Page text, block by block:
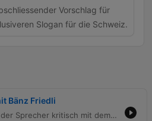
Vorschlag für
Slogan für die Schweiz.
Bänz Friedli
In dieser Episode setzt sich der Sprecher kritisch mit dem Schweizer Nationalverständnis und den Mythen der Identität auseinander. Anhand von Beispielen wie dem Besuch von Bundesrat Parmelin in den USA, der Verwendung von Slogans wie „Switzerland great since 1291“ und der Rolle von McDonald's als Sponsor des Eidgenössischen Schwing- und Älplerfestes wird hinterfragt, ob die Schweiz ein geografisches Land oder eine rein ideelle „Willensnation“ ist. Der Beitrag reflektiert über den Zusammenhalt in einer multikulturellen Gesellschaft und problematisiert die Nutzung historischer Erzählungen zur Legitimierung von Nationalismus.